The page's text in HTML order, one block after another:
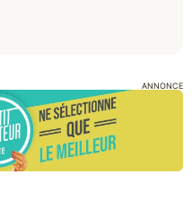
ANNONCE